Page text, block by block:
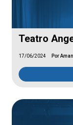
Teatro
17/06/2024 Por